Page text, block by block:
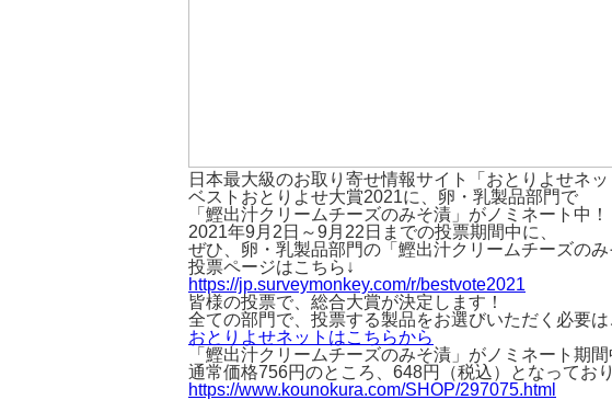
日本最大級のお取り寄せ情報サイト「おとりよせネ
ベストおとりよせ大賞2021に、卵・乳製品部門で
「鰹出汁クリームチーズのみそ漬」がノミネート中！
2021年9月2日～9月22日までの投票期間中に、
ぜひ、卵・乳製品部門の「鰹出汁クリームチーズの
投票ページはこちら↓
https://jp.surveymonkey.com/r/bestvote2021
皆様の投票で、総合大賞が決定します！
全ての部門で、投票する製品をお選びいただく必要は
おとりよせネットはこちらから
「鰹出汁クリームチーズのみそ漬」がノミネート期間
通常価格756円のところ、648円（税込）となってお
https://www.kounokura.com/SHOP/297075.html